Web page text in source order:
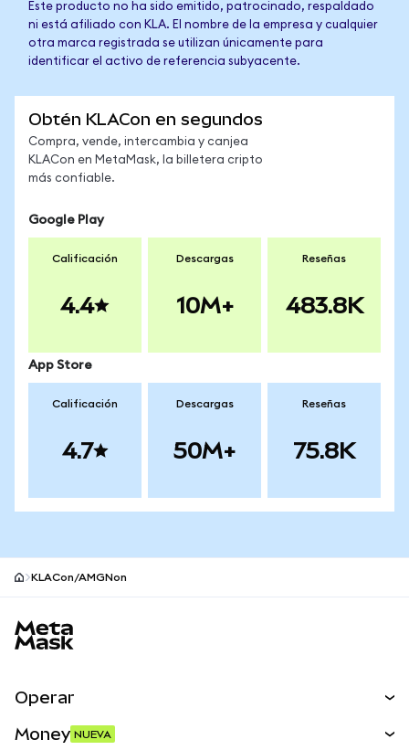
Este producto no ha sido emitido, patrocinado, respaldado
ni está afiliado con KLA. El nombre de la empresa y cualquier
otra marca registrada se utilizan únicamente para
identificar el activo de referencia subyacente.
Obtén KLACon en segundos
Compra, vende, intercambia y canjea
KLACon en MetaMask, la billetera cripto
más confiable.
Google Play
Calificación
4.4
Descargas
10M+
Reseñas
483.8K
App Store
Calificación
4.7
Descargas
50M+
Reseñas
75.8K
KLACon/AMGNon
Operar
Money NUEVA